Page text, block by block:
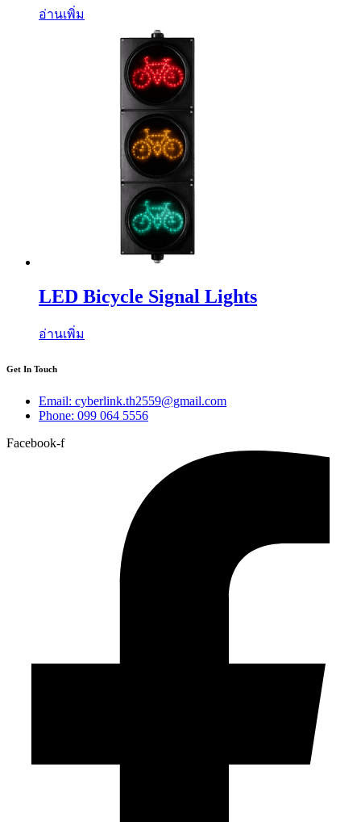
อ่านเพิ่ม
LED Bicycle Signal Lights
อ่านเพิ่ม
Get In Touch
Email: cyberlink.th2559@gmail.com
Phone: 099 064 5556
Facebook-f